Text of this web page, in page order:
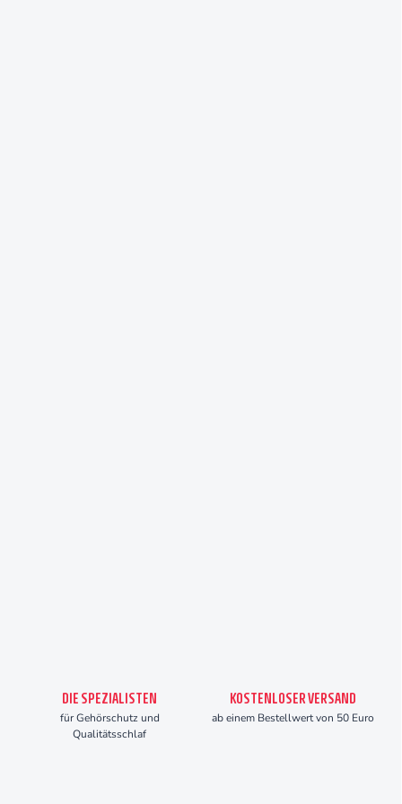
DIE SPEZIALISTEN
für Gehörschutz und
Qualitätsschlaf
KOSTENLOSER VERSAND
ab einem Bestellwert von 50 Euro